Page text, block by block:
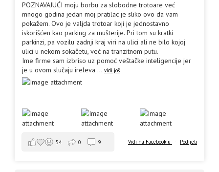
POZNAVAJUĆI moju borbu za slobodne trotoare već
mnogo godina jedan moj pratilac je sliko ovo da vam
pokažem. Ovo je valjda trotoar koji je jednostavno
iskorišćen kao parking za mušterije. Pri tom su kratki
parkinzi, pa vozilu zadnji kraj viri na ulici ali ne bilo kojoj
ulici u nekom sokačetu, već na tranzitnom putu.
Ime firme sam izbriso uz pomoć veštačke inteligencije jer
je u ovom slučaju ireleva ... vidi još
Vidi na Facebook-u · Podijeli
54 0 9